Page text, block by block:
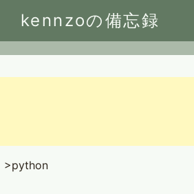
kennzoの備忘録
to
content
python